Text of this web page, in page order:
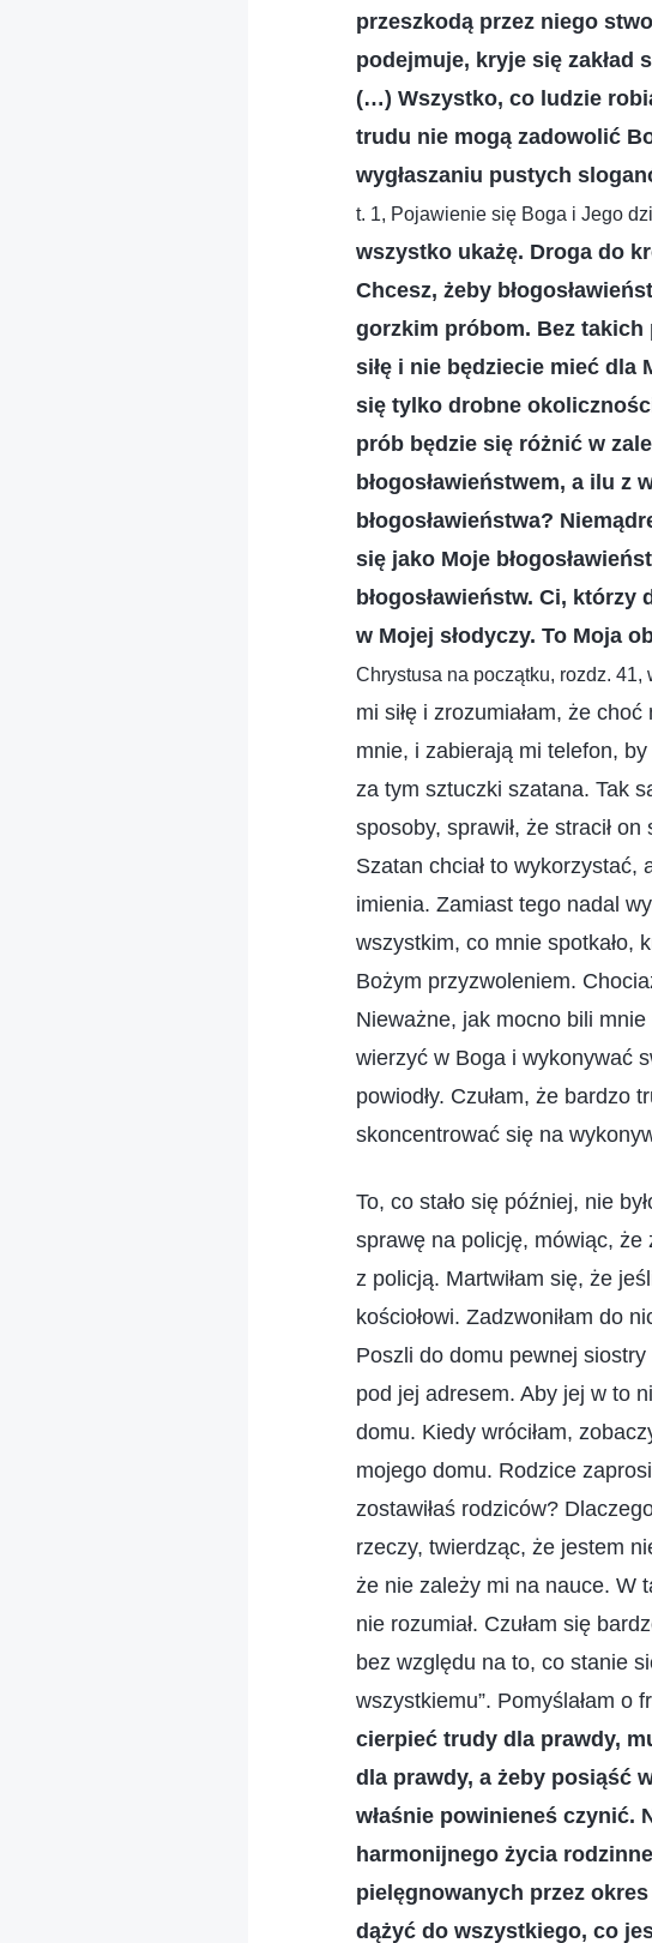
przeszkodą przez niego
podejmuje, kryje się zakład
(…) Wszystko, co ludzie
trudu nie mogą zadowolić
wygłaszaniu pustych
t. 1, Pojawienie się Boga i Jego
wszystko ukażę. Droga do
Chcesz, żeby
gorzkim próbom. Bez
siłę i nie będziecie mieć dla
się tylko drobne
prób będzie się różnić w
błogosławieństwem, a ilu z
błogosławieństwa?
się jako Moje
błogosławieństw. Ci,
w Mojej słodyczy. To Moja
Chrystusa na początku, rozdz. 41,
mi siłę i zrozumiałam, że
mnie, i zabierają mi telefon,
za tym sztuczki szatana. Tak
sposoby, sprawił, że stracił
Szatan chciał to wykorzystać,
imienia. Zamiast tego nadal
wszystkim, co mnie spotkało,
Bożym przyzwoleniem.
Nieważne, jak mocno bili
wierzyć w Boga i wykonywać
powiodły. Czułam, że bardzo
skoncentrować się na
To, co stało się później, nie
sprawę na policję, mówiąc, że
z policją. Martwiłam się, że
kościołowi. Zadzwoniłam do
Poszli do domu pewnej
pod jej adresem. Aby jej w to
domu. Kiedy wróciłam,
mojego domu. Rodzice
zostawiłaś rodziców?
rzeczy, twierdząc, że jestem
że nie zależy mi na nauce. W
nie rozumiał. Czułam się
bez względu na to, co stanie
wszystkiemu”. Pomyślałam o
cierpieć trudy dla prawdy,
dla prawdy, a żeby posiąść
właśnie powinieneś czynić.
harmonijnego życia
pielęgnowanych przez
dążyć do wszystkiego, co